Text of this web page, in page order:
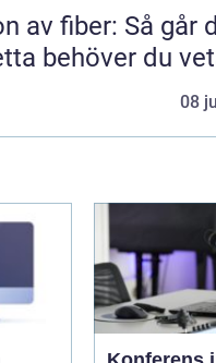
av fiber: Så går
behöver du
08